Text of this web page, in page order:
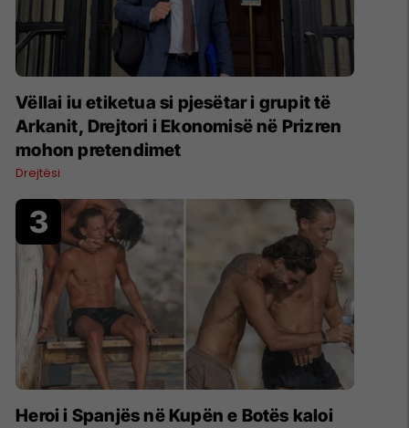
Vëllai iu etiketua si pjesëtar i grupit të
Arkanit, Drejtori i Ekonomisë në Prizren
mohon pretendimet
Drejtësi
Heroi i Spanjës në Kupën e Botës kaloi